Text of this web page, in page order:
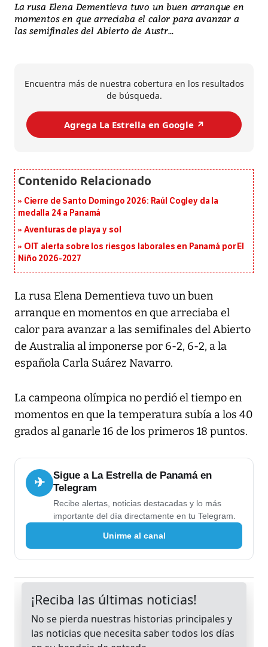
La rusa Elena Dementieva tuvo un buen arranque en
momentos en que arreciaba el calor para avanzar a
las semifinales del Abierto de Austr...
Encuentra más de nuestra cobertura en los resultados
de búsqueda.
Agrega La Estrella en Google ↗️
Cierre de Santo Domingo 2026: Raúl Cogley da la
medalla 24 a Panamá
Aventuras de playa y sol
OIT alerta sobre los riesgos laborales en Panamá por El
Niño 2026-2027
La rusa Elena Dementieva tuvo un buen
arranque en momentos en que arreciaba el
calor para avanzar a las semifinales del Abierto
de Australia al imponerse por 6-2, 6-2, a la
española Carla Suárez Navarro.
La campeona olímpica no perdió el tiempo en
momentos en que la temperatura subía a los 40
grados al ganarle 16 de los primeros 18 puntos.
✈
Sigue a La Estrella de Panamá en
Telegram
Recibe alertas, noticias destacadas y lo más
importante del día directamente en tu Telegram.
Unirme al canal